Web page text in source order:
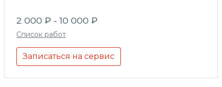
2 000 ₽ - 10 000 ₽
Список работ
Записаться на сервис